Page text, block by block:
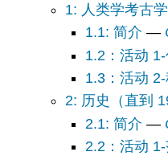
1: 人类学考古
1.1: 简介 —
1.2：活动
1.3：活动
2: 历史（直到
2.1: 简介 —
2.2：活动